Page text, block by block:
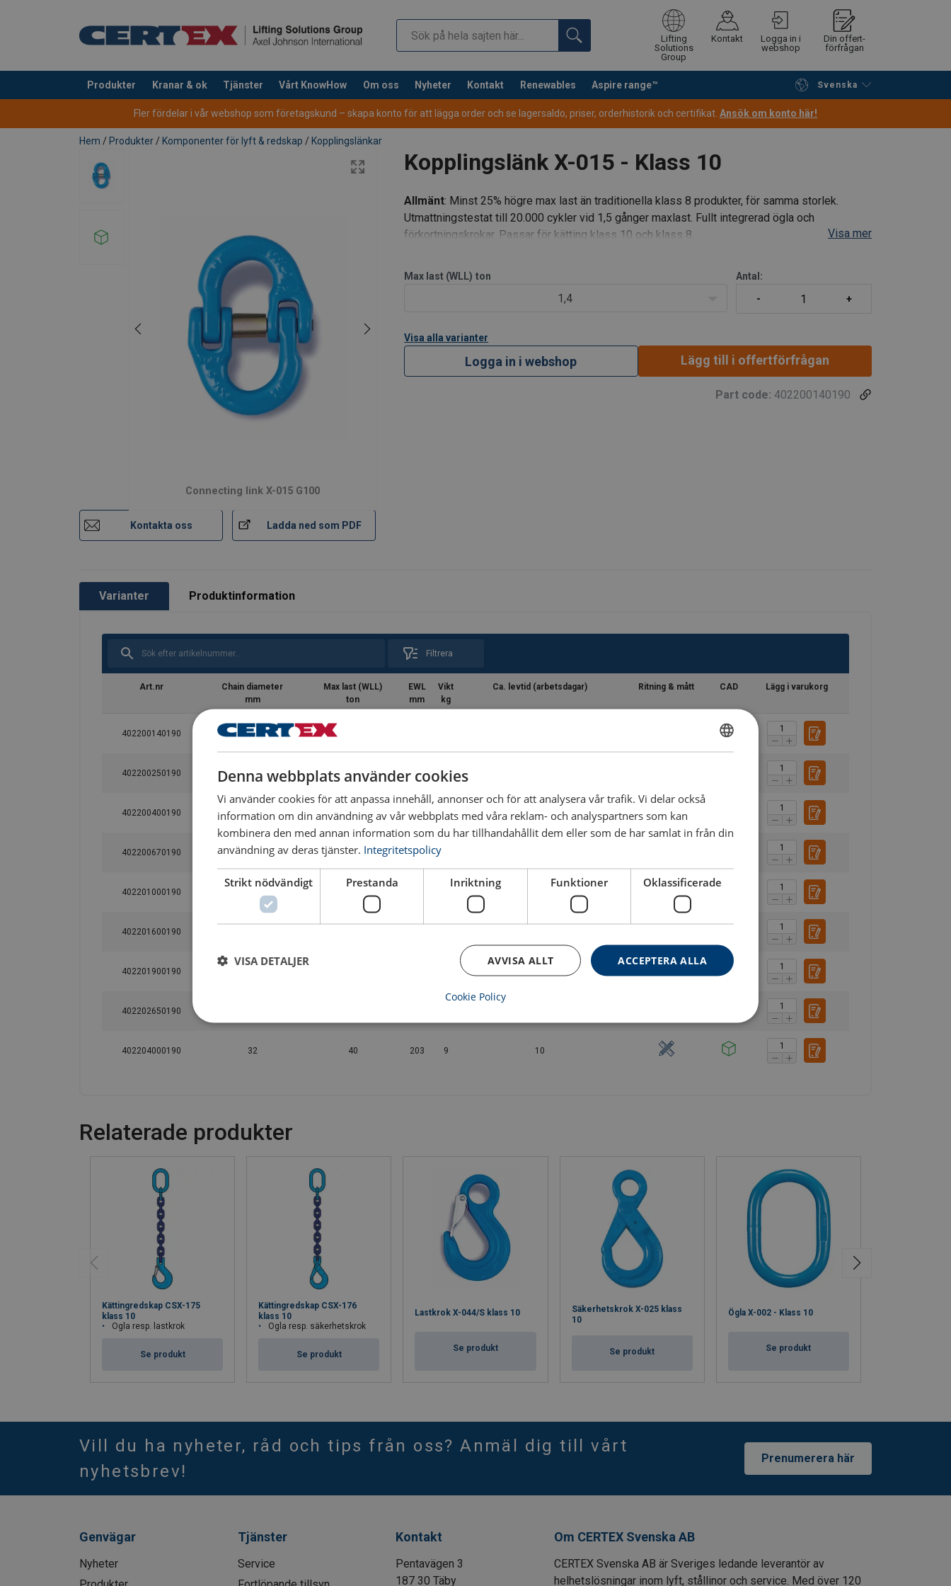
Lifting
Solutions
Group
Kontakt
Logga in i
webshop
Din offert-
förfrågan
Produkter Kranar & ok Tjänster Vårt KnowHow Om oss Nyheter Kontakt Renewables Aspire range™ Svenska
tillagd i varukorg Fortsätt handla Gå till kassan
Fler fördelar i vår webshop som företagskund – skapa konto för att lägga order och se lagersaldo, priser, orderhistorik och certifikat. Ansök om konto här!
Hem / Produkter / Komponenter för lyft & redskap / Kopplingslänkar
Kopplingslänk X-015 - Klass 10
Connecting link X-015 G100
Kontakta oss Ladda ned som PDF
Allmänt: Minst 25% högre max last än traditionella klass 8 produkter, för samma storlek.
Utmattningstestat till 20.000 cykler vid 1,5 gånger maxlast. Fullt integrerad ögla och
förkortningskrokar. Passar för kätting klass 10 och klass 8.
Visa mer
Max last (WLL) ton
1,4
Antal:
Visa alla varianter
Logga in i webshop Lägg till i offertförfrågan
Part code: 402200140190
Varianter Produktinformation
Filtrera
Art.nr
Chain diameter
mm
Max last (WLL)
ton
EWL
mm
Vikt
kg
Ca. levtid (arbetsdagar) Ritning & mått CAD Lägg i varukorg
402200140190 6
402200250190 7-8 2,5 59 0,2
402200400190 10 4 69 0,3 3
402200670190 13 6,7 92 0,7
402201000190
402201600190
402201900190
402202650190
402204000190 32 40 203 9 10
Säkerhetsfaktor:
Klass:
Relaterade produkter
Kättingredskap CSX-175
klass 10
Ögla resp. lastkrok
Se produkt
Kättingredskap CSX-176
klass 10
Ögla resp. säkerhetskrok
Se produkt
Lastkrok X-044/S klass 10
Se produkt
Säkerhetskrok X-025 klass
10
Se produkt
Ögla X-002 - Klass 10
Se produkt
Vill du ha nyheter, råd och tips från oss? Anmäl dig till vårt
nyhetsbrev!
Prenumerera här
Genvägar
Nyheter
Tjänster
Service
Kontakt
Pentavägen 3
187 30 Täby
Om CERTEX Svenska AB
CERTEX Svenska AB är Sveriges ledande leverantör av
helhetslösningar inom lyft, stållinor och service. Med över 120
SWEDISH
Denna webbplats använder cookies
Vi använder cookies för att anpassa innehåll, annonser och för att analysera vår trafik. Vi delar också
information om din användning av vår webbplats med våra reklam- och analyspartners som kan
kombinera den med annan information som du har tillhandahållit dem eller som de har samlat in från din
användning av deras tjänster. Integritetspolicy
Strikt nödvändigt Prestanda Inriktning Funktioner Oklassificerade
ACCEPTERA ALLA
AVVISA ALLT
VISA DETALJER
Cookie Policy